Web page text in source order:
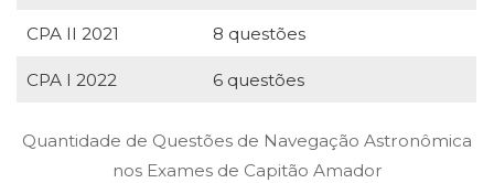
CPA II 2021 8 questões
CPA I 2022 6 questões
Quantidade de Questões de Navegação Astronômica
nos Exames de Capitão Amador